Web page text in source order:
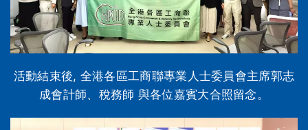
活動結束後, 全港各區工商聯專業人士委員會主席郭志
成會計師、稅務師 與各位嘉賓大合照留念。